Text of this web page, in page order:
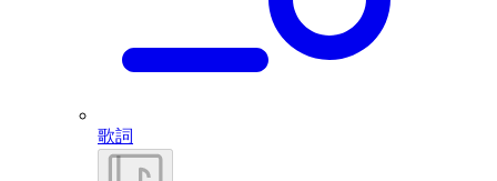
歌詞